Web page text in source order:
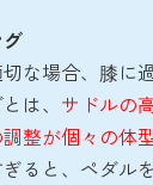
な場合、膝に
は、 サドルの
整が個々の体
ると、ペダル